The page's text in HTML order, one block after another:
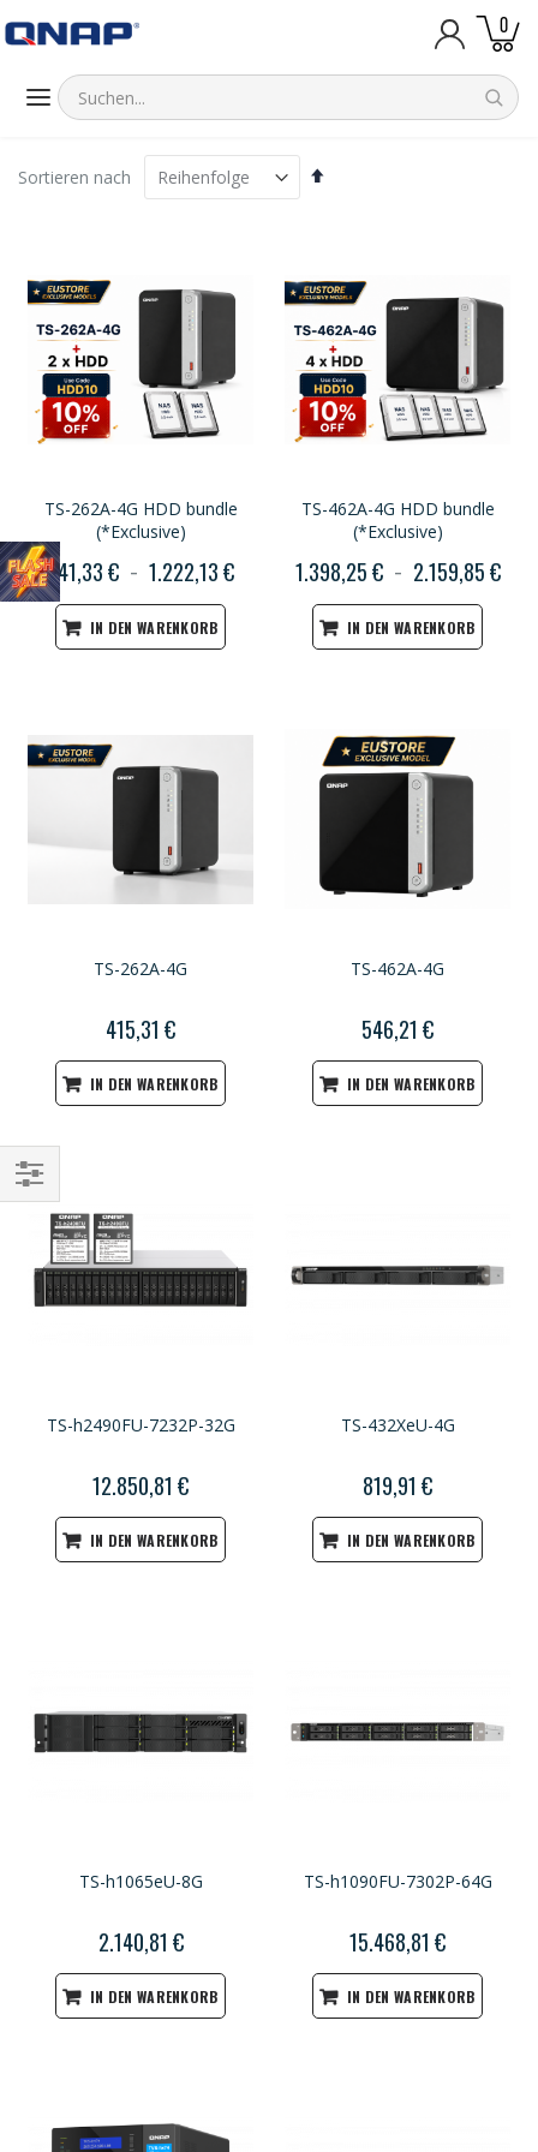
0
Sortieren nach
Absteigend
TS-262A-4G HDD bundle
(*Exclusive)
841,33 € 1.222,13 €
IN DEN WARENKORB
TS-462A-4G HDD bundle
(*Exclusive)
1.398,25 € 2.159,85 €
IN DEN WARENKORB
TS-262A-4G
415,31 €
IN DEN WARENKORB
TS-462A-4G
546,21 €
IN DEN WARENKORB
TS-h2490FU-7232P-32G
12.850,81 €
IN DEN WARENKORB
TS-432XeU-4G
819,91 €
IN DEN WARENKORB
TS-h1065eU-8G
2.140,81 €
IN DEN WARENKORB
TS-h1090FU-7302P-64G
15.468,81 €
IN DEN WARENKORB
Einkaufsoptionen